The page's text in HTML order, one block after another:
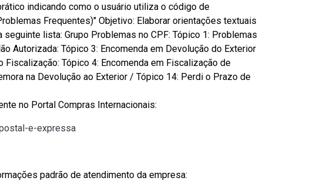
indicando como o usuário utiliza o código de
Frequentes)" Objetivo: Elaborar orientações textuais
lista: Grupo Problemas no CPF: Tópico 1: Problemas
Autorizada: Tópico 3: Encomenda em Devolução do Exterior
Tópico 4: Encomenda em Fiscalização de
na Devolução ao Exterior / Tópico 14: Perdi o Prazo de
no Portal Compras Internacionais:
e-expressa
padrão de atendimento da empresa: